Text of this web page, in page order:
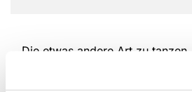
Die etwas andere Art zu
es uns Freude macht, unserer